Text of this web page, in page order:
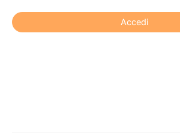
Accedi